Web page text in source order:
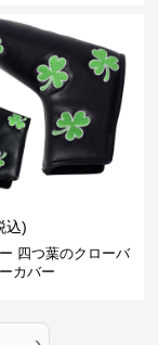
込)
四つ葉のクローバ
カバー